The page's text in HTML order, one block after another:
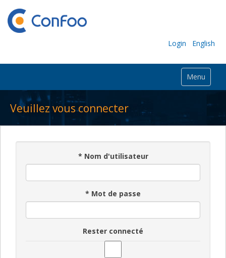
Login English
Menu
Veuillez vous connecter
* Nom d'utilisateur
* Mot de passe
Rester connecté